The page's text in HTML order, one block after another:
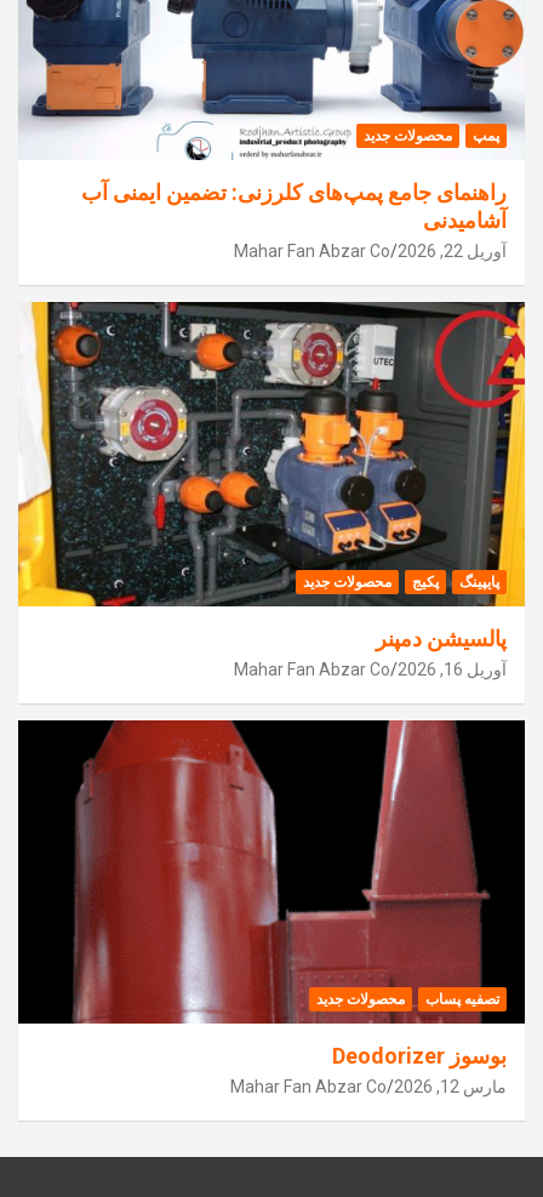
پمپ محصولات جدید
راهنمای جامع پمپ‌های کلرزنی: تضمین ایمنی آب
آشامیدنی
آوریل 22, 2026 Mahar Fan Abzar Co
پایپینگ پکیج محصولات جدید
پالسیشن دمپنر
آوریل 16, 2026 Mahar Fan Abzar Co
تصفیه پساب محصولات جدید
بوسوز Deodorizer
مارس 12, 2026 Mahar Fan Abzar Co